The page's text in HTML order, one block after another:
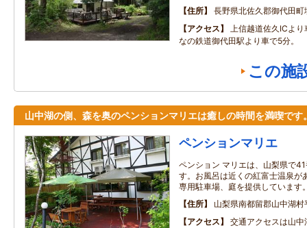
住所
長野県北佐久郡御代田
アクセス
上信越道佐久ICよ
なの鉄道御代田駅より車で5分。
この施
山中湖の側、森を奥のペンションマリエは癒しの時間を満喫です
ペンションマリエ
ペンション マリエは、山梨県で
す。お風呂は近くの紅富士温泉が
専用駐車場、庭を提供しています
住所
山梨県南都留郡山中湖
アクセス
交通アクセスは山